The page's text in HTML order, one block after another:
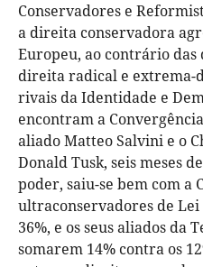
Conservadores e
a direita conservadora
Europeu, ao contrário das
direita radical e extrema-
rivais da Identidade e
encontram a
aliado Matteo Salvini e o
Donald Tusk, seis meses
poder, saiu-se bem com a
ultraconservadores de
36%, e os seus aliados da
somarem 14% contra os